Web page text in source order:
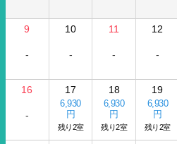
9
-
10
-
11
-
12
-
16
-
17
6,930
円
残り2室
18
6,930
円
残り2室
19
6,930
円
残り2室